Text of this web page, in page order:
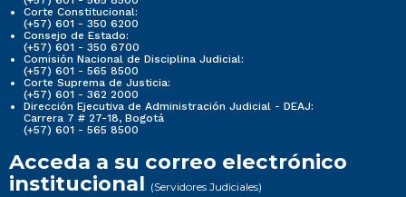
Corte Constitucional:
(+57) 601 - 350 6200
Consejo de Estado:
(+57) 601 - 350 6700
Comisión Nacional de Disciplina Judicial:
(+57) 601 - 565 8500
Corte Suprema de Justicia:
(+57) 601 - 362 2000
Dirección Ejecutiva de Administración Judicial - DEAJ:
Carrera 7 # 27-18, Bogotá
(+57) 601 - 565 8500
Acceda a su correo electrónico
institucional (Servidores Judiciales)